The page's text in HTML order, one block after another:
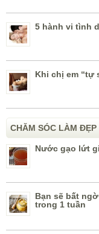
5 hành vi tình
Khi chị em “tự
CHĂM SÓC LÀM ĐẸP
Nước gạo lứt
Bạn sẽ bất
trong 1 tuần